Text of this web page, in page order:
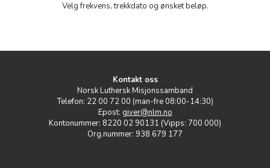
Velg frekvens, trekkdato og ønsket beløp.
Kontakt oss
Norsk Luthersk Misjonssamband
Telefon: 22 00 72 00 (man-fre 08:00-14:30)
Epost: giver@nlm.no
Kontonummer: 8220 02 90131 (Vipps: 700 000)
Org.nummer: 938 679 177